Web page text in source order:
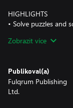
HIGHLIGHTS
• Solve puzzles and
land.
• Discover new
alchemists to
• Expand your
Zobrazit více
Publikoval(a)
Fulqrum Publishing
Ltd.